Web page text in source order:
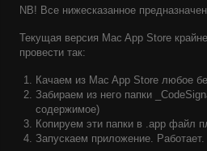
NB! Все нижесказанное
Текущая версия Mac App Store
провести так:
Качаем из Mac App Store любое
Забираем из него папки
содержимое)
Копируем эти папки в .app файл
Запускаем приложение. Работает.